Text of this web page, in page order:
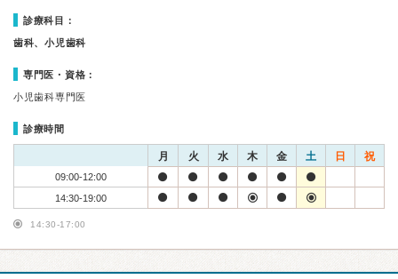
診療科目：
歯科、小児歯科
専門医・資格：
小児歯科専門医
診療時間
月 火 水 木 金 土 日 祝
09:00-12:00
14:30-19:00
14:30-17:00